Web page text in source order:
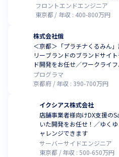
フロントエンドエンジニア
東京都
年収 : 400-800万円
株式会社俄
＜京都＞「プラチナくるみん
リーブランドのブランドサイ
ド開発をお任せ／ワークライ
プログラマ
京都府
年収 : 390-700万円
イクシアス株式会社
店舗事業者様向けDX支援の
いた開発をお任せ！／ゆく
ャレンジできます
サーバーサイドエンジニア
東京都
年収 :500-650万円